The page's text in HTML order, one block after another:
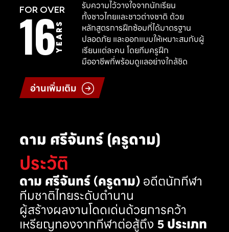
FOR OVER
16YEARS
รับความไว้วางใจจากนักเรียน
ทั้งชาวไทยและชาวต่างชาติ ด้วย
หลักสูตรการฝึกซ้อมที่ได้มาตรฐาน
ปลอดภัย และออกแบบให้เหมาะสมกับผู้
เรียนแต่ละคน โดยทีมครูฝึก
มืออาชีพที่พร้อมดูแลอย่างใกล้ชิด
อ่านเพิ่มเติม
ดาม ศรีจันทร์ (ครูดาม)
ประวัติ
ดาม ศรีจันทร์ (ครูดาม)อดีตนักกีฬา
ทีมชาติไทยระดับตำนาน
ผู้สร้างผลงานโดดเด่นด้วยการคว้า
เหรียญทองจากกีฬาต่อสู้ถึง 5 ประเภท